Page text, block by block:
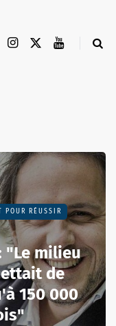
POUR RÉUSSIR
"Le milieu
de
150 000